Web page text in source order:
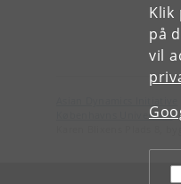
Klik
på
vil
Københavns Universitet